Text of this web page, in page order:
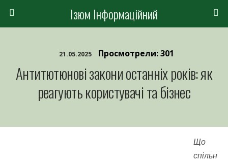
Ізюм Інформаційний
21.05.2025 Просмотрели: 301
Антитютюнові закони останніх років: як
реагують користувачі та бізнес
Що
спільн